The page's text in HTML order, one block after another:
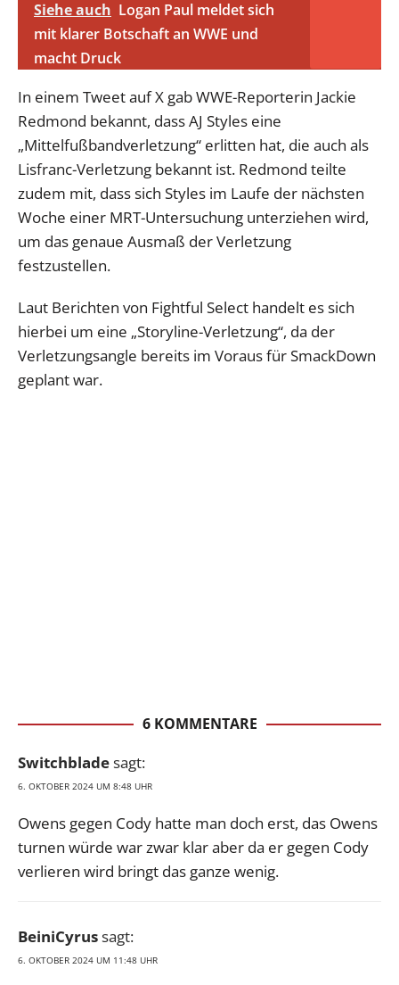
Siehe auch Logan Paul meldet sich
mit klarer Botschaft an WWE und
macht Druck
In einem Tweet auf X gab WWE-Reporterin Jackie
Redmond bekannt, dass AJ Styles eine
„Mittelfußbandverletzung“ erlitten hat, die auch als
Lisfranc-Verletzung bekannt ist. Redmond teilte
zudem mit, dass sich Styles im Laufe der nächsten
Woche einer MRT-Untersuchung unterziehen wird,
um das genaue Ausmaß der Verletzung
festzustellen.
Laut Berichten von Fightful Select handelt es sich
hierbei um eine „Storyline-Verletzung“, da der
Verletzungsangle bereits im Voraus für SmackDown
geplant war.
6 KOMMENTARE
Switchbladesagt:
6. OKTOBER 2024 UM 8:48 UHR
Owens gegen Cody hatte man doch erst, das Owens
turnen würde war zwar klar aber da er gegen Cody
verlieren wird bringt das ganze wenig.
BeiniCyrussagt:
6. OKTOBER 2024 UM 11:48 UHR